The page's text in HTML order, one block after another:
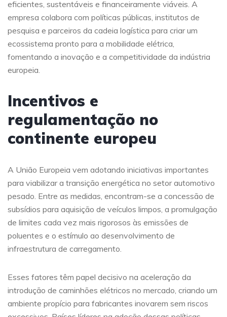
eficientes, sustentáveis e financeiramente viáveis. A
empresa colabora com políticas públicas, institutos de
pesquisa e parceiros da cadeia logística para criar um
ecossistema pronto para a mobilidade elétrica,
fomentando a inovação e a competitividade da indústria
europeia.
Incentivos e
regulamentação no
continente europeu
A União Europeia vem adotando iniciativas importantes
para viabilizar a transição energética no setor automotivo
pesado. Entre as medidas, encontram-se a concessão de
subsídios para aquisição de veículos limpos, a promulgação
de limites cada vez mais rigorosos às emissões de
poluentes e o estímulo ao desenvolvimento de
infraestrutura de carregamento.
Esses fatores têm papel decisivo na aceleração da
introdução de caminhões elétricos no mercado, criando um
ambiente propício para fabricantes inovarem sem riscos